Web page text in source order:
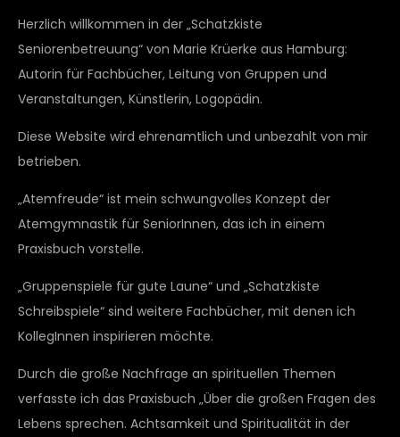
Herzlich willkommen in der „Schatzkiste
Seniorenbetreuung“ von Marie Krüerke aus Hamburg:
Autorin für Fachbücher, Leitung von Gruppen und
Veranstaltungen, Künstlerin, Logopädin.
Diese Website wird ehrenamtlich und unbezahlt von mir
betrieben.
„Atemfreude“ ist mein schwungvolles Konzept der
Atemgymnastik für SeniorInnen, das ich in einem
Praxisbuch vorstelle.
„Gruppenspiele für gute Laune“ und „Schatzkiste
Schreibspiele“ sind weitere Fachbücher, mit denen ich
KollegInnen inspirieren möchte.
Durch die große Nachfrage an spirituellen Themen
verfasste ich das Praxisbuch „Über die großen Fragen des
Lebens sprechen. Achtsamkeit und Spiritualität in der